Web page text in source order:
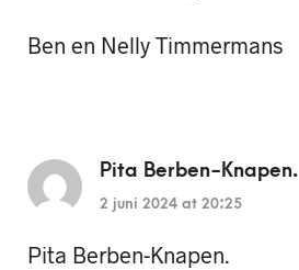
Ben en Nelly Timmermans
Pita Berben-Knapen.
2 juni 2024 at 20:25
Pita Berben-Knapen.